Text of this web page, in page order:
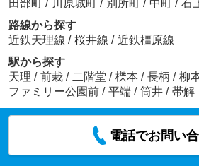
田部町 / 川原城町 / 別所町 / 中町 / 石
路線から探す
近鉄天理線 / 桜井線 / 近鉄橿原線
駅から探す
天理 / 前栽 / 二階堂 / 櫟本 / 長柄 / 柳
ファミリー公園前 / 平端 / 筒井 / 帯解
電話でお問い